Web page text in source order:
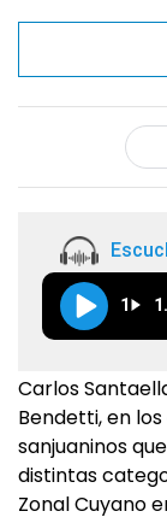
1
Carlos
Bendetti, en
sanjuaninos
distintas
Zonal Cuyano